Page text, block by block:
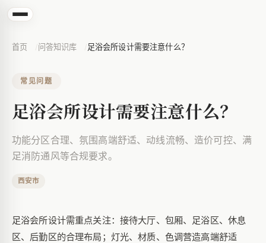
首页 问答知识库 足浴会所设计需要注意什么？
常见问题
足浴会所设计需要注意什么？
功能分区合理、氛围高端舒适、动线流畅、造价可控、满
足消防通风等合规要求。
西安市
足浴会所设计需重点关注：接待大厅、包厢、足浴区、休息
区、后勤区的合理布局；灯光、材质、色调营造高端舒适